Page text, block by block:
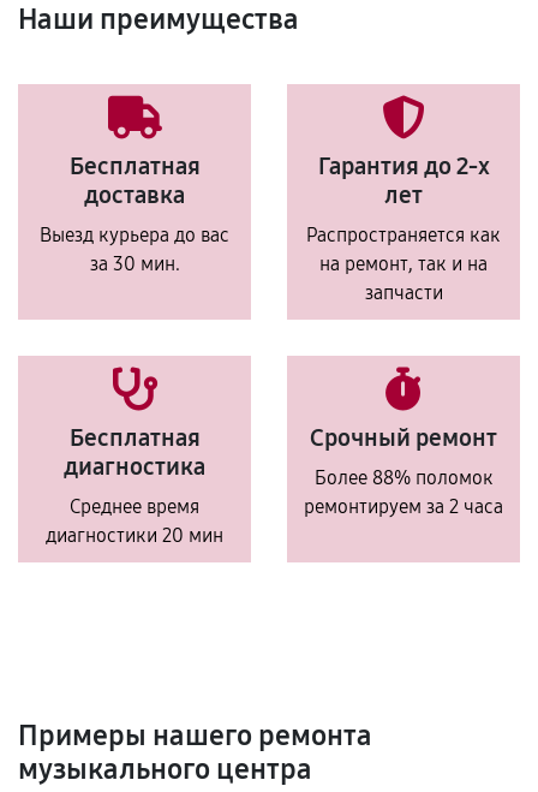
Наши преимущества
Бесплатная
доставка
Выезд курьера до вас
за 30 мин.
Гарантия до 2-х
лет
Распространяется как
на ремонт, так и на
запчасти
Бесплатная
диагностика
Среднее время
диагностики 20 мин
Срочный ремонт
Более 88% поломок
ремонтируем за 2 часа
Примеры нашего ремонта
музыкального центра